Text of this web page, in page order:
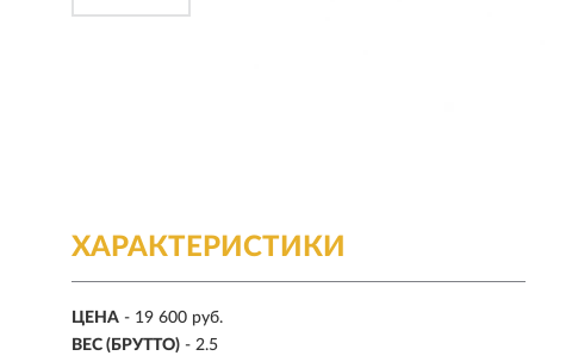
ХАРАКТЕРИСТИКИ
ЦЕНА - 19 600 руб.
ВЕС (БРУТТО) - 2.5